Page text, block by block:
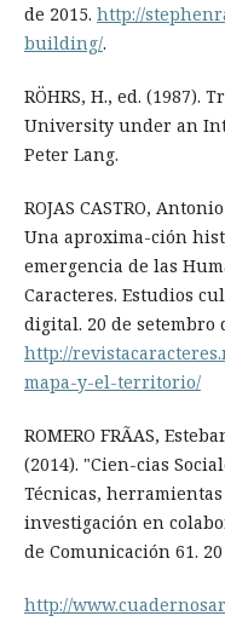
de 2015. http://
building/.
RÖHRS, H., ed. (1987).
University under an
Peter Lang.
ROJAS CASTRO,
Una aproxima-ción
emergencia de las
Caracteres. Estudios
digital. 20 de setembro
http://
mapa-y-el-territorio/
ROMERO FRÃAS,
(2014). "Cien-cias
Técnicas,
investigación en
de Comunicación 61.
http://